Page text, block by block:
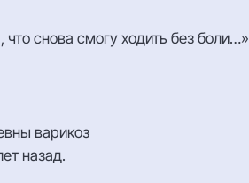
снова смогу ходить без боли…»
варикоз
назад.